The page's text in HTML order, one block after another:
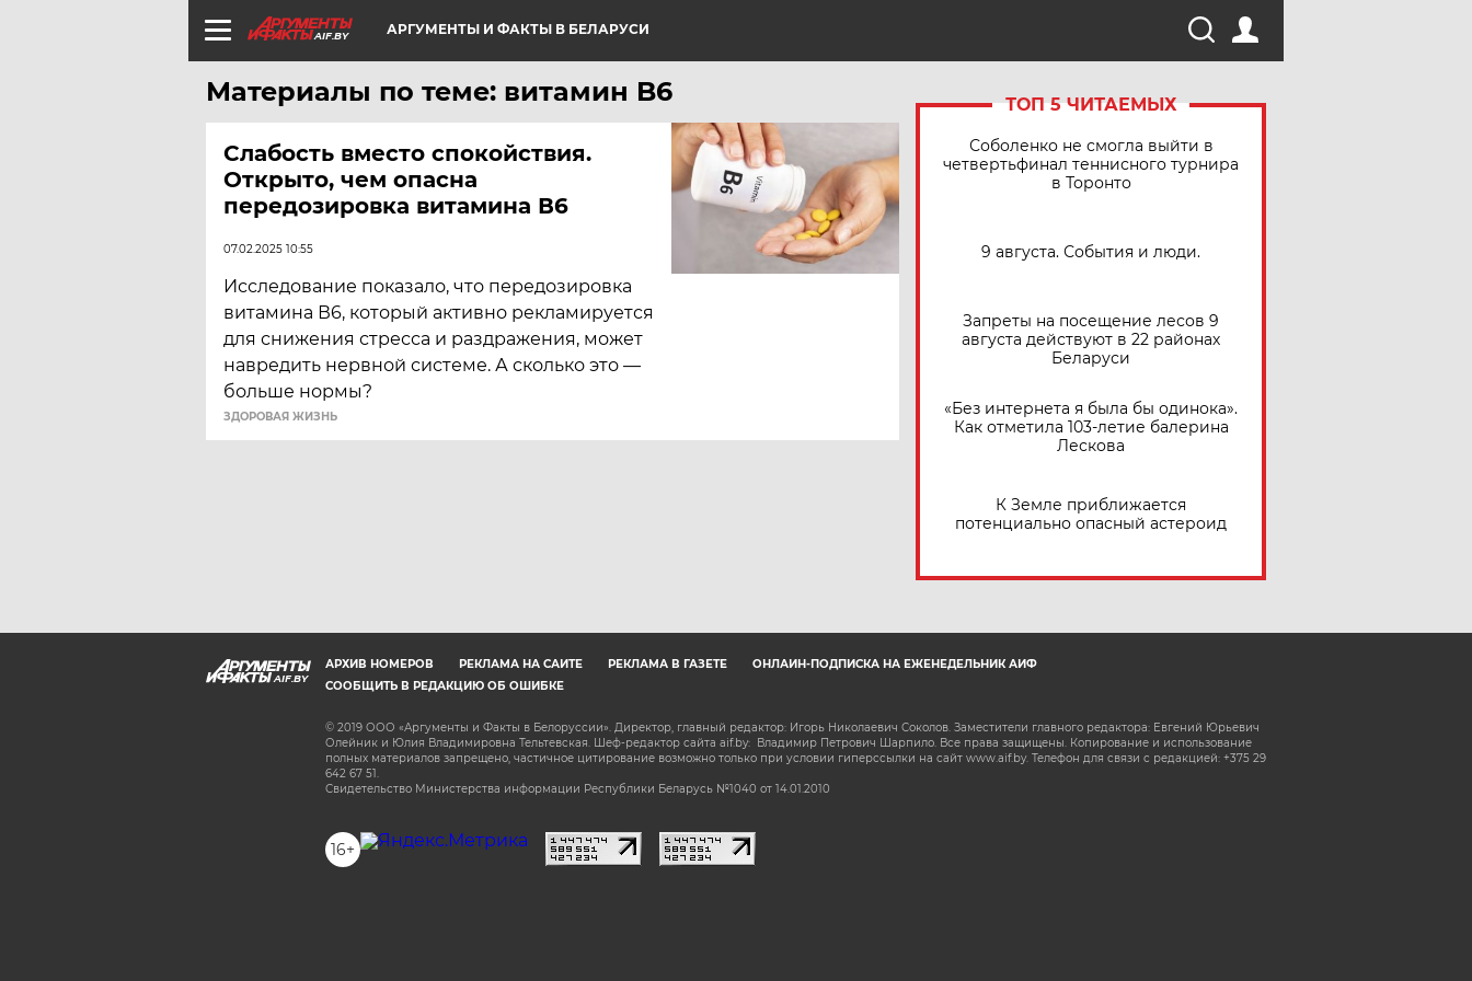
AIF.BY АРГУМЕНТЫ И ФАКТЫ В БЕЛАРУСИ
Материалы по теме: витамин B6
Слабость вместо спокойствия.
Открыто, чем опасна
передозировка витамина В6
07.02.2025 10:55
Исследование показало, что передозировка
витамина В6, который активно рекламируется
для снижения стресса и раздражения, может
навредить нервной системе. А сколько это —
больше нормы?
ЗДОРОВАЯ ЖИЗНЬ
ТОП 5 ЧИТАЕМЫХ
Соболенко не смогла выйти в
четвертьфинал теннисного турнира
в Торонто
9 августа. События и люди.
Запреты на посещение лесов 9
августа действуют в 22 районах
Беларуси
«Без интернета я была бы одинока».
Как отметила 103-летие балерина
Лескова
К Земле приближается
потенциально опасный астероид
AIF.BY
АРХИВ НОМЕРОВ РЕКЛАМА НА САЙТЕ РЕКЛАМА В ГАЗЕТЕ
ОНЛАЙН-ПОДПИСКА НА ЕЖЕНЕДЕЛЬНИК АИФ
СООБЩИТЬ В РЕДАКЦИЮ ОБ ОШИБКЕ
© 2019 ООО «Аргументы и Факты в Белоруссии». Директор, главный редактор: Игорь Николаевич Соколов. Заместители главного редактора: Евгений Юрьевич
Олейник и Юлия Владимировна Тельтевская. Шеф-редактор сайта aif.by: Владимир Петрович Шарпило. Все права защищены. Копирование и использование
полных материалов запрещено, частичное цитирование возможно только при условии гиперссылки на сайт www.aif.by. Телефон для связи с редакцией: +375 29
642 67 51.
Свидетельство Министерства информации Республики Беларусь №1040 от 14.01.2010
16+